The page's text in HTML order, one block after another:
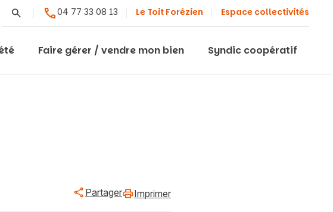
Rechercher04 77 33 08 13 Le Toit Forézien Espace collectivités
Faire gérer / vendre mon bien Syndic coopératif
Partager Imprimer